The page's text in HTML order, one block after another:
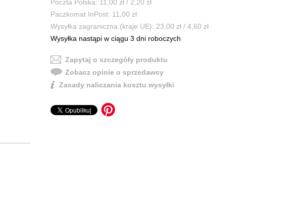
Poczta Polska: 11,00 zł / 2,20 zł
Paczkomat InPost: 11,00 zł
Wysyłka zagraniczna (kraje UE): 23,00 zł / 4,60 zł
Wysyłka nastąpi w ciągu 3 dni roboczych
Zapytaj o szczegóły produktu
Zobacz opinie o sprzedawcy
Zasady naliczania kosztu wysyłki